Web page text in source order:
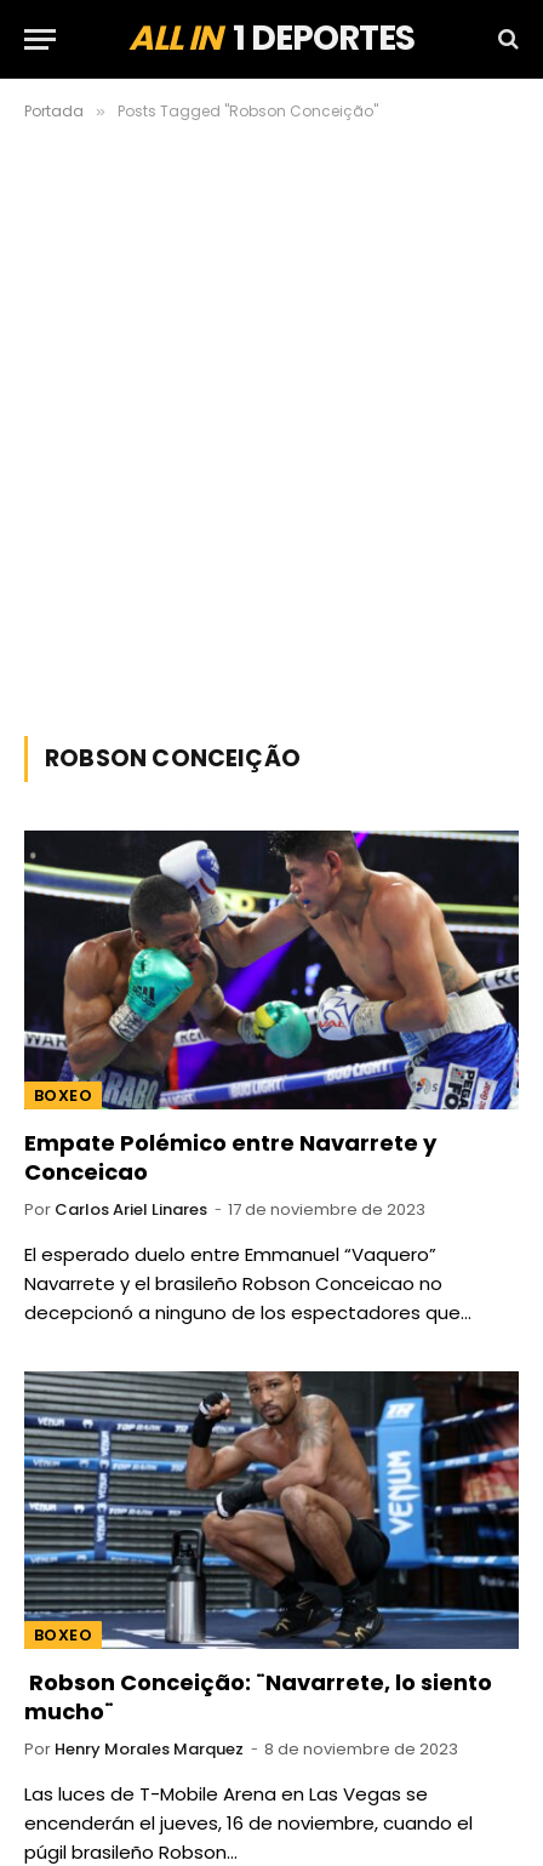
ALL IN1 DEPORTES
Portada » Posts Tagged "Robson Conceição"
ROBSON CONCEIÇÃO
BOXEO
Empate Polémico entre Navarrete y
Conceicao
Por Carlos Ariel Linares 17 de noviembre de 2023
El esperado duelo entre Emmanuel “Vaquero”
Navarrete y el brasileño Robson Conceicao no
decepcionó a ninguno de los espectadores que…
BOXEO
Robson Conceição: ¨Navarrete, lo siento
mucho¨
Por Henry Morales Marquez 8 de noviembre de 2023
Las luces de T-Mobile Arena en Las Vegas se
encenderán el jueves, 16 de noviembre, cuando el
púgil brasileño Robson…